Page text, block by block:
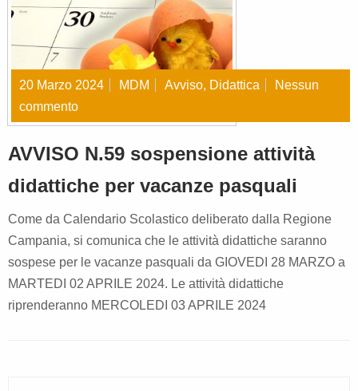
20 Marzo 2024 MDM Avviso, Didattica
Nessun
commento
AVVISO N.59 sospensione attività
didattiche per vacanze pasquali
Come da Calendario Scolastico deliberato dalla Regione
Campania, si comunica che le attività didattiche saranno
sospese per le vacanze pasquali da GIOVEDI 28 MARZO a
MARTEDI 02 APRILE 2024. Le attività didattiche
riprenderanno MERCOLEDI 03 APRILE 2024